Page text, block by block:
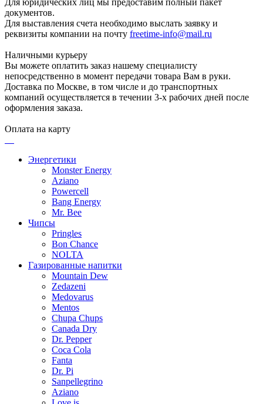
документов.
Для выставления счета необходимо выслать заявку и
реквизиты компании на почту freetime-info@mail.ru
Наличными курьеру
Вы можете оплатить заказ нашему специалисту
непосредственно в момент передачи товара Вам в руки.
Доставка по Москве, в том числе и до транспортных
компаний осуществляется в течении 3-х рабочих дней после
оформления заказа.
Оплата на карту
Энергетики
Monster Energy
Aziano
Powercell
Bang Energy
Mr. Bee
Чипсы
Pringles
Bon Chance
NOLTA
Газированные напитки
Mountain Dew
Zedazeni
Medovarus
Mentos
Chupa Chups
Canada Dry
Dr. Pepper
Coca Cola
Fanta
Dr. Pi
Sanpellegrino
Aziano